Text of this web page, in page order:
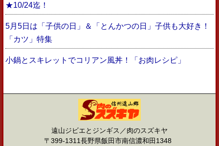
★10/24迄！
5月5日は「子供の日」＆「とんかつの日」子供も大好き！
「カツ」特集
小鍋とスキレットでコリアン風丼！「お肉レシピ」
遠山ジビエとジンギス／肉のスズキヤ
〒399-1311長野県飯田市南信濃和田1348